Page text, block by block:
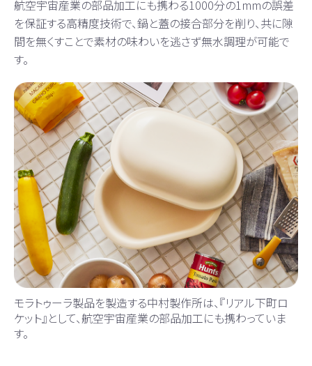
航空宇宙産業の部品加工にも携わる1000分の1mmの誤差
を保証する高精度技術で、鍋と蓋の接合部分を削り、共に隙
間を無くすことで素材の味わいを逃さず無水調理が可能で
す。
モラトゥーラ製品を製造する中村製作所は、『リアル下町ロ
ケット』として、航空宇宙産業の部品加工にも携わっていま
す。